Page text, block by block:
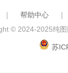
｜ 帮助中心
｜
© 2024-2025纯
苏